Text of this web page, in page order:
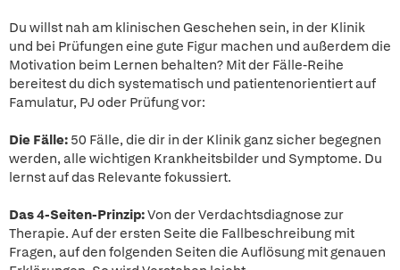
Du willst nah am klinischen Geschehen sein, in der Klinik
und bei Prüfungen eine gute Figur machen und außerdem die
Motivation beim Lernen behalten? Mit der Fälle-Reihe
bereitest du dich systematisch und patientenorientiert auf
Famulatur, PJ oder Prüfung vor:
Die Fälle: 50 Fälle, die dir in der Klinik ganz sicher begegnen
werden, alle wichtigen Krankheitsbilder und Symptome. Du
lernst auf das Relevante fokussiert.
Das 4-Seiten-Prinzip:Von der Verdachtsdiagnose zur
Therapie. Auf der ersten Seite die Fallbeschreibung mit
Fragen, auf den folgenden Seiten die Auflösung mit genauen